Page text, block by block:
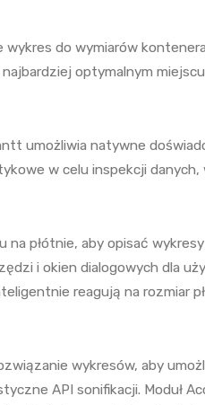
do wymiarów
optymalnym
umożliwia natywne
w celu inspekcji
płótnie, aby opisać
i okien dialogowych dla
reagują na rozmiar
wykresów, aby
API sonifikacji. Moduł